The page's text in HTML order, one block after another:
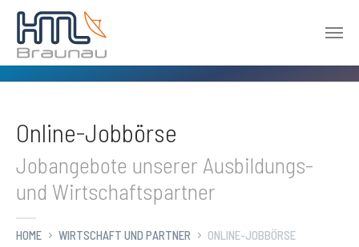
Online-Jobbörse
Jobangebote unserer Ausbildungs-
und Wirtschaftspartner
HOME WIRTSCHAFT UND PARTNER ONLINE-JOBBÖRSE